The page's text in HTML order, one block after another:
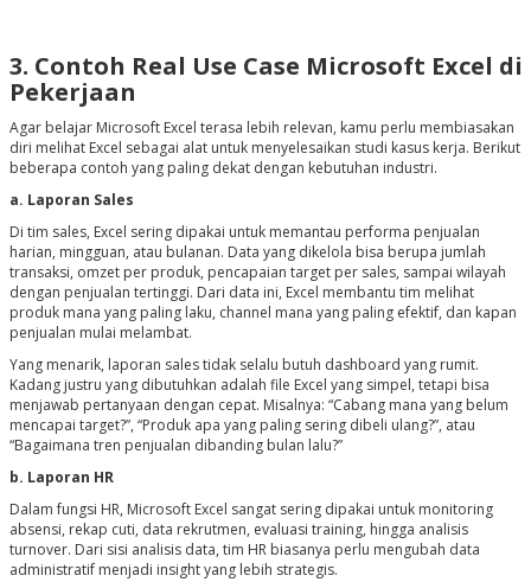
3. Contoh Real Use Case Microsoft Excel di
Pekerjaan
Agar belajar Microsoft Excel terasa lebih relevan, kamu perlu membiasakan
diri melihat Excel sebagai alat untuk menyelesaikan studi kasus kerja. Berikut
beberapa contoh yang paling dekat dengan kebutuhan industri.
a. Laporan Sales
Di tim sales, Excel sering dipakai untuk memantau performa penjualan
harian, mingguan, atau bulanan. Data yang dikelola bisa berupa jumlah
transaksi, omzet per produk, pencapaian target per sales, sampai wilayah
dengan penjualan tertinggi. Dari data ini, Excel membantu tim melihat
produk mana yang paling laku, channel mana yang paling efektif, dan kapan
penjualan mulai melambat.
Yang menarik, laporan sales tidak selalu butuh dashboard yang rumit.
Kadang justru yang dibutuhkan adalah file Excel yang simpel, tetapi bisa
menjawab pertanyaan dengan cepat. Misalnya: “Cabang mana yang belum
mencapai target?”, “Produk apa yang paling sering dibeli ulang?”, atau
“Bagaimana tren penjualan dibanding bulan lalu?”
b. Laporan HR
Dalam fungsi HR, Microsoft Excel sangat sering dipakai untuk monitoring
absensi, rekap cuti, data rekrutmen, evaluasi training, hingga analisis
turnover. Dari sisi analisis data, tim HR biasanya perlu mengubah data
administratif menjadi insight yang lebih strategis.